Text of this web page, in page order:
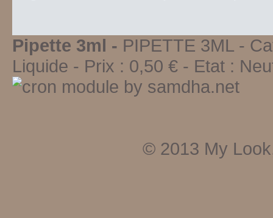
Pipette 3ml - PIPETTE 3ML -
Liquide - Prix : 0,50 € - Etat :
© 2013 My Look